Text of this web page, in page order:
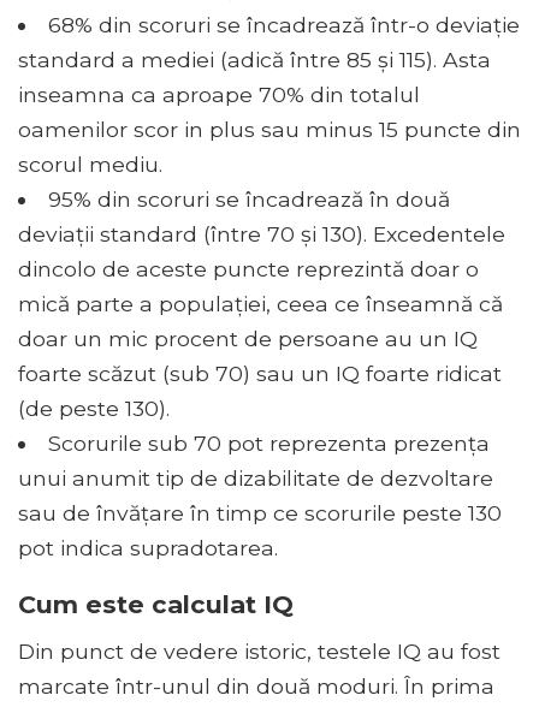
68% din scoruri se încadrează într-o deviație
standard a mediei (adică între 85 și 115). Asta
inseamna ca aproape 70% din totalul
oamenilor scor in plus sau minus 15 puncte din
scorul mediu.
95% din scoruri se încadrează în două
deviații standard (între 70 și 130). Excedentele
dincolo de aceste puncte reprezintă doar o
mică parte a populației, ceea ce înseamnă că
doar un mic procent de persoane au un IQ
foarte scăzut (sub 70) sau un IQ foarte ridicat
(de peste 130).
Scorurile sub 70 pot reprezenta prezența
unui anumit tip de dizabilitate de dezvoltare
sau de învățare în timp ce scorurile peste 130
pot indica supradotarea.
Cum este calculat IQ
Din punct de vedere istoric, testele IQ au fost
marcate într-unul din două moduri. În prima